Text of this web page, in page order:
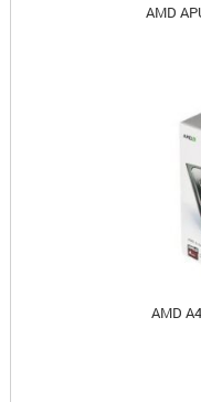
AMD
AMD